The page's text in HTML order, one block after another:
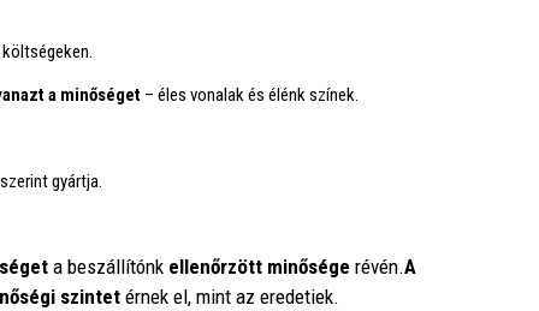
a minőséget – éles vonalak és élénk színek.
gyártja.
a beszállítónk ellenőrzött minősége révén.A
szintetérnek el, mint az eredetiek.